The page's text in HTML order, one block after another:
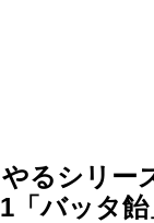
るシリー
「バッタ飴